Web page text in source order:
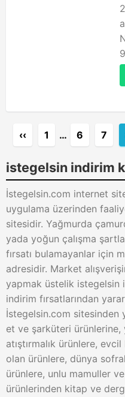
‹‹ 1 … 6 7
istegelsin indirim
İstegelsin.com internet
uygulama üzerinden
sitesidir. Yağmurda
yada yoğun çalışma
fırsatı bulamayanlar için
adresidir. Market
yapmak üstelik istegelsin
indirim fırsatlarından
İstegelsin.com sitesinden
et ve şarküteri ürünlerine,
atıştırmalık ürünlere,
olan ürünlere, dünya
ürünlere, unlu mamuller
ürünlerinden kitap ve